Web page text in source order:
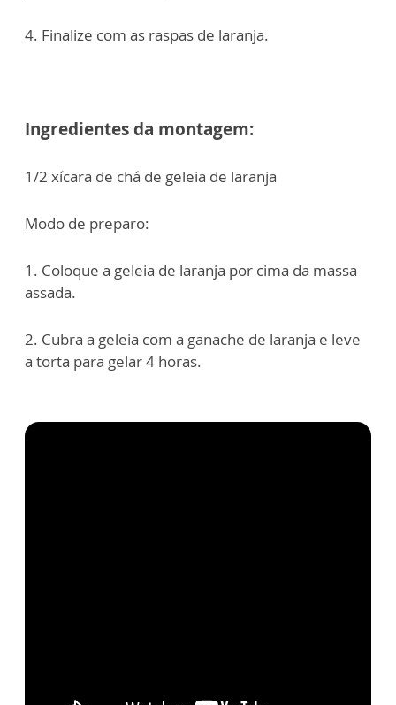
4. Finalize com as raspas de laranja.
Ingredientes da montagem:
1/2 xícara de chá de geleia de laranja
Modo de preparo:
1. Coloque a geleia de laranja por cima da massa
assada.
2. Cubra a geleia com a ganache de laranja e leve
a torta para gelar 4 horas.